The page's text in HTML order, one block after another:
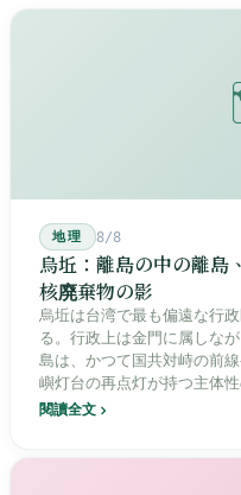
地理 8/8
烏坵：離島の中の離島
核廃棄物の影
烏坵は台湾で最も偏遠な行
る。行政上は金門に属しな
島は、かつて国共対峙の前
嶼灯台の再点灯が持つ主体
20年にわたる核廃棄物処分
閱讀全文